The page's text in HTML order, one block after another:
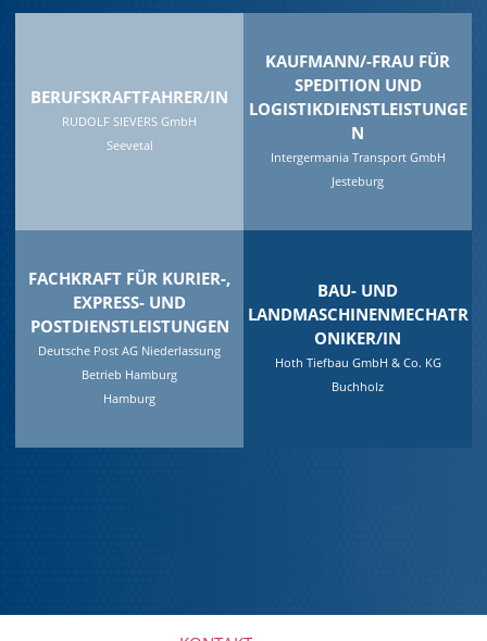
BERUFSKRAFTFAHRER/IN
RUDOLF SIEVERS GmbH
Seevetal
KAUFMANN/-FRAU FÜR
SPEDITION UND
LOGISTIKDIENSTLEISTUNGE
N
Intergermania Transport GmbH
Jesteburg
FACHKRAFT FÜR KURIER-,
EXPRESS- UND
POSTDIENSTLEISTUNGEN
Deutsche Post AG Niederlassung
Betrieb Hamburg
Hamburg
BAU- UND
LANDMASCHINENMECHATR
ONIKER/IN
Hoth Tiefbau GmbH & Co. KG
Buchholz